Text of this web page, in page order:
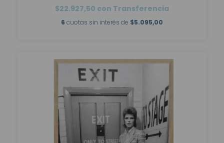
$22.927,50 con Transferencia
6 cuotas sin interés de $5.095,00